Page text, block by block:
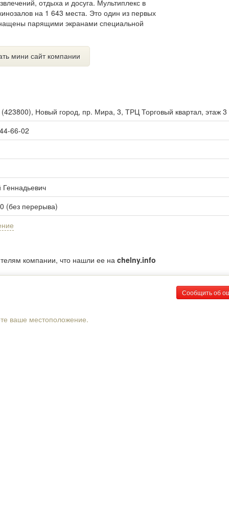
отдыха и досуга. Мультиплекс в
на 1 643 места. Это один из первых
парящими экранами специальной
мини сайт компании
(423800), Новый город, пр. Мира, 3, ТРЦ Торговый квартал, этаж 3
66-02
Геннадьевич
(без перерыва)
компании, что нашли ее на chelny.info
Сообщить об
ваше местоположение.